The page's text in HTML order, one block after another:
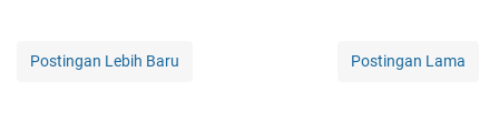
Postingan Lebih Baru Postingan Lama